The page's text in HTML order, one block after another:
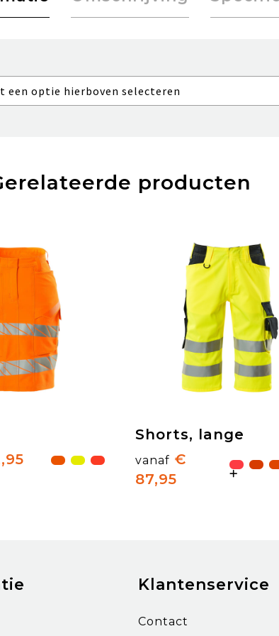
een optie hierboven selecteren
producten
Shorts, lange
vanaf €
87,95
Klantenservice
Contact